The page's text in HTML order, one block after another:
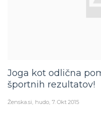
Joga kot odlična
športnih rezultatov!
Ženska.si hudo 7. Okt 2015